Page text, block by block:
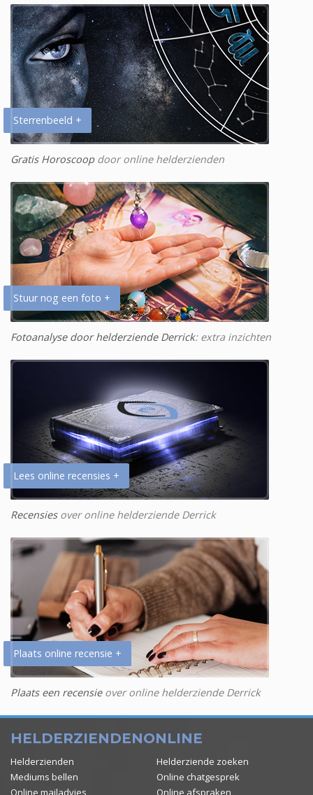
Sterrenbeeld +
Gratis Horoscoopdoor online helderzienden
Stuur nog een foto +
Fotoanalyse door helderziende Derrick: extra inzichten
Lees online recensies +
Recensiesover online helderziende Derrick
Plaats online recensie +
Plaats een recensieover online helderziende Derrick
HELDERZIENDENONLINE
Helderzienden
Helderziende zoeken
Mediums bellen
Online chatgesprek
Online mailadvies
Online afspraken